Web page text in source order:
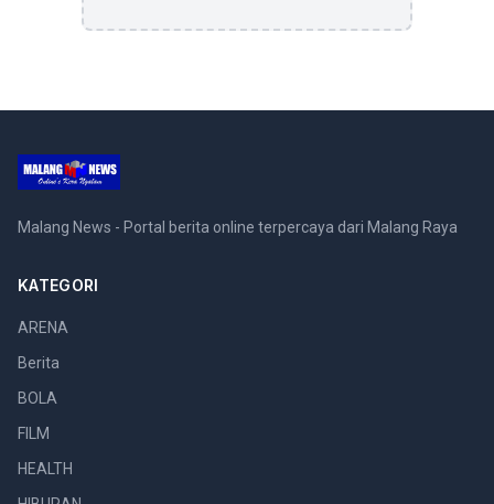
Malang News - Portal berita online terpercaya dari Malang Raya
KATEGORI
ARENA
Berita
BOLA
FILM
HEALTH